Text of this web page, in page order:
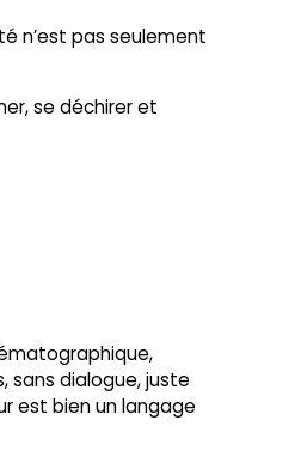
n’est pas seulement
se déchirer et
sans dialogue, juste
est bien un langage